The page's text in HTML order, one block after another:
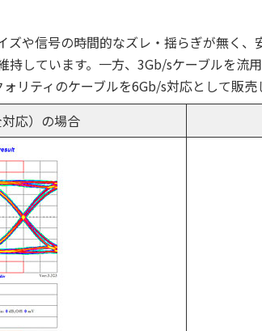
や信号の時間的なズレ・揺らぎが無く
持しています。一方、3Gb/sケーブルを
リティのケーブルを6Gb/s対応として販
応）の場合